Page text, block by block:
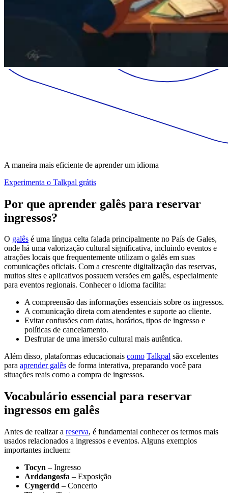
A maneira mais eficiente de aprender um idioma
Experimenta o Talkpal grátis
Por que aprender galês para reservar
ingressos?
O galês é uma língua celta falada principalmente no País de Gales,
onde há uma valorização cultural significativa, incluindo eventos e
atrações locais que frequentemente utilizam o galês em suas
comunicações oficiais. Com a crescente digitalização das reservas,
muitos sites e aplicativos possuem versões em galês, especialmente
para eventos regionais. Conhecer o idioma facilita:
A compreensão das informações essenciais sobre os ingressos.
A comunicação direta com atendentes e suporte ao cliente.
Evitar confusões com datas, horários, tipos de ingresso e
políticas de cancelamento.
Desfrutar de uma imersão cultural mais autêntica.
Além disso, plataformas educacionais como Talkpal são excelentes
para aprender galês de forma interativa, preparando você para
situações reais como a compra de ingressos.
Vocabulário essencial para reservar
ingressos em galês
Antes de realizar a reserva, é fundamental conhecer os termos mais
usados relacionados a ingressos e eventos. Alguns exemplos
importantes incluem:
Tocyn – Ingresso
Arddangosfa – Exposição
Cyngerdd – Concerto